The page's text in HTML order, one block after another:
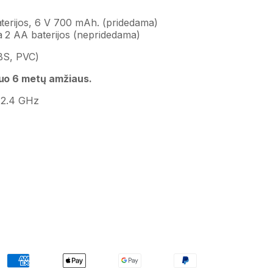
6 V 700 mAh. (pridedama)
AA baterijos (nepridedama)
PVC)
6 metų amžiaus.
GHz